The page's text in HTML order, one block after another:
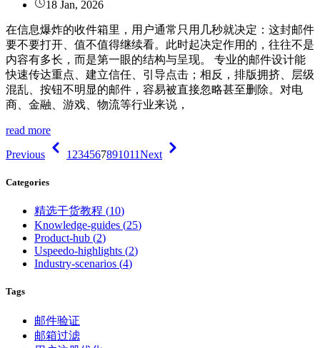
18 Jan, 2026
在信息爆炸的收件箱里，用户通常只用几秒就决定：这封邮件
要不要打开、值不值得继续看。此时起决定作用的，往往不是
内容有多长，而是第一眼的结构与呈现。 专业的邮件设计能
快速传达重点、建立信任、引导点击；相反，排版拥挤、层级
混乱、按钮不明显的邮件，容易被直接忽略甚至删除。对电
商、金融、游戏、物流等行业来说，
read more
Previous
1 234567891011Next
Categories
精选干货教程 (10)
Knowledge-guides (25)
Product-hub (2)
Uspeedo-highlights (2)
Industry-scenarios (4)
Tags
邮件验证
邮箱过滤